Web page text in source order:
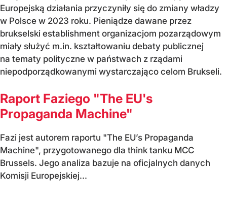
Europejską działania przyczyniły się do zmiany władzy
w Polsce w 2023 roku. Pieniądze dawane przez
brukselski establishment organizacjom pozarządowym
miały służyć m.in. kształtowaniu debaty publicznej
na tematy polityczne w państwach z rządami
niepodporządkowanymi wystarczająco celom Brukseli.
Raport Faziego "The EU's
Propaganda Machine"
Fazi jest autorem raportu "The EU’s Propaganda
Machine", przygotowanego dla think tanku MCC
Brussels. Jego analiza bazuje na oficjalnych danych
Komisji Europejskiej...